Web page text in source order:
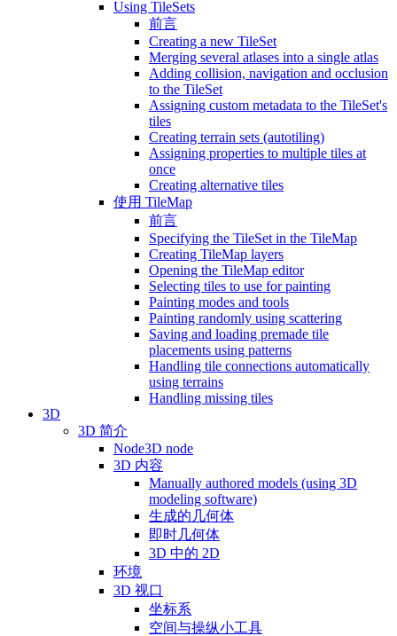
Using TileSets
前言
Creating a new TileSet
Merging several atlases into a single atlas
Adding collision, navigation and occlusion
to the TileSet
Assigning custom metadata to the TileSet's
tiles
Creating terrain sets (autotiling)
Assigning properties to multiple tiles at
once
Creating alternative tiles
使用 TileMap
前言
Specifying the TileSet in the TileMap
Creating TileMap layers
Opening the TileMap editor
Selecting tiles to use for painting
Painting modes and tools
Painting randomly using scattering
Saving and loading premade tile
placements using patterns
Handling tile connections automatically
using terrains
Handling missing tiles
3D
3D 简介
Node3D node
3D 内容
Manually authored models (using 3D
modeling software)
生成的几何体
即时几何体
3D 中的 2D
环境
3D 视口
坐标系
空间与操纵小工具